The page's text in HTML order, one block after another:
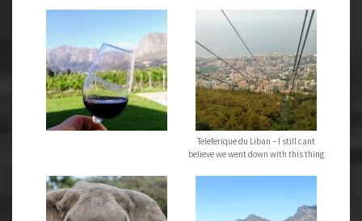
Teleferique du Liban – I still cant
believe we went down with this thing